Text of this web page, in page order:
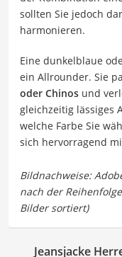
sollten Sie jedoch
harmonieren.
Eine dunkelblaue
ein Allrounder. Sie
oder Chinos und
gleichzeitig lässiges
welche Farbe Sie
sich hervorragend
Jeansjacke